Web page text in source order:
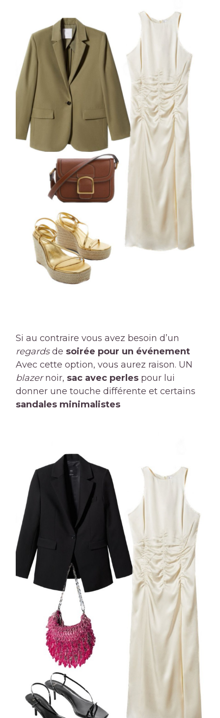
Si au contraire vous avez besoin d’un
regardsde soirée pour un événement
Avec cette option, vous aurez raison. UN
blazernoir, sac avec perles pour lui
donner une touche différente et certains
sandales minimalistes